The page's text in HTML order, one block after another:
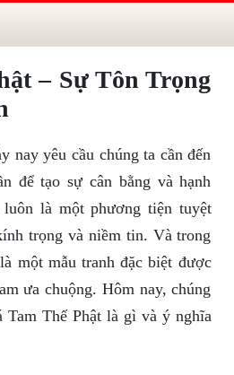
– Sự Tôn Trọng
nay yêu cầu chúng ta cần đến
để tạo sự cân bằng và hạnh
là một phương tiện tuyệt
trọng và niềm tin. Và trong
một mẫu tranh đặc biệt được
ưa chuộng. Hôm nay, chúng
Tam Thế Phật là gì và ý nghĩa